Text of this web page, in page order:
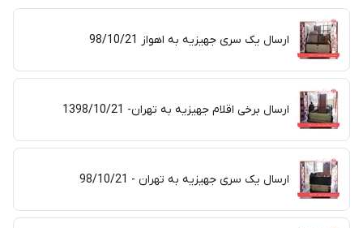
ارسال یک سری جهیزیه به اهواز 98/10/21
ارسال برخی اقلام جهیزیه به تهران- 1398/10/21
ارسال یک سری جهیزیه به تهران - 98/10/21